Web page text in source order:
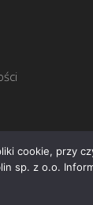
cookie, przy
sp. z o.o.